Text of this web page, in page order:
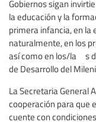
Gobiernos sigan
la educación y la
primera infancia, en la
naturalmente, en los
así como en los/la s
de Desarrollo del
La Secretaria General
cooperación para que
cuente con